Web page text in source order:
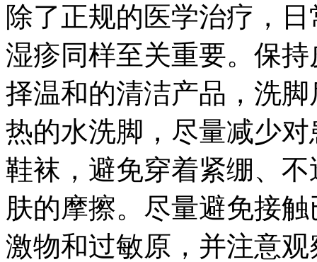
除了正规的医学治疗，
湿疹同样至关重要。保
择温和的清洁产品，洗
热的水洗脚，尽量减少
鞋袜，避免穿着紧绷、
肤的摩擦。尽量避免接
激物和过敏原，并注意